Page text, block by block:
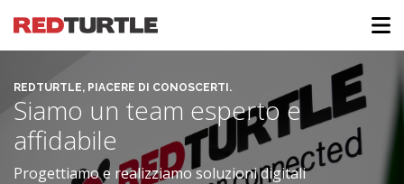
REDTURTLE, PIACERE DI CONOSCERTI.
Siamo un team esperto e
affidabile
Progettiamo e realizziamo soluzioni digitali